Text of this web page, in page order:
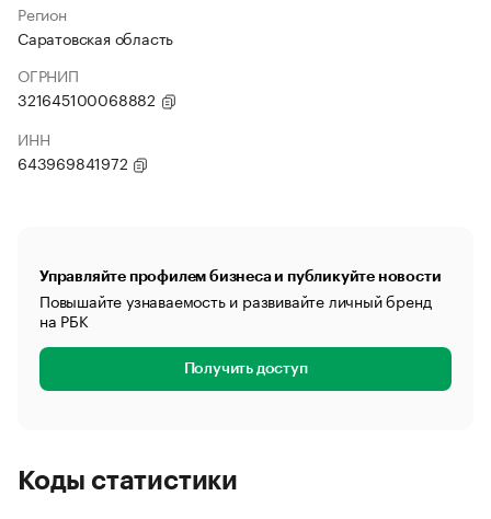
Регион
Саратовская область
ОГРНИП
321645100068882
ИНН
643969841972
Управляйте профилем бизнеса и публикуйте новости
Повышайте узнаваемость и развивайте личный бренд
на РБК
Получить доступ
Коды статистики